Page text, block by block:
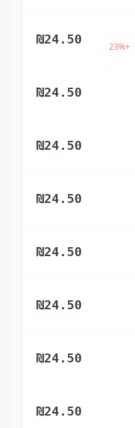
+
23%
₪24.50
₪24.50
₪24.50
₪24.50
₪24.50
₪24.50
₪24.50
₪24.50